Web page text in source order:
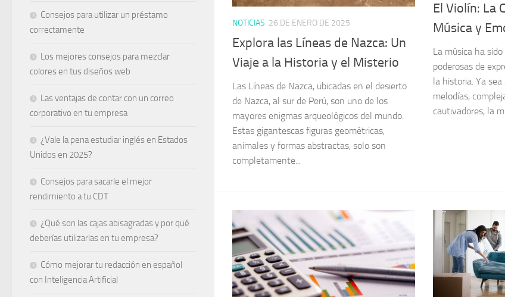
NOTICIAS 26 DE ENERO DE 2025
Explora las Líneas de Nazca: Un
Viaje a la Historia y el Misterio
Las Líneas de Nazca, ubicadas en el desierto
de Nazca, al sur de Perú, son uno de los
mayores enigmas arqueológicos del mundo.
Estas gigantescas figuras geométricas,
animales y formas abstractas, solo son
completamente...
El Violín: La
Música y
La música ha
poderosas de
la historia. Ya
melodías,
cautivadores, la
Consejos para utilizar un préstamo
correctamente
Los mejores consejos para mezclar
colores en tus diseños web
Las ventajas de contar con un correo
corporativo en tu empresa
¿Vale la pena estudiar inglés en Estados
Unidos en 2025?
Consejos para sacarle el mejor
rendimiento a tu CDT
¿Qué son las cajas abisagradas y por qué
deberías utilizarlas en tu empresa?
Cómo mejorar tu redacción en español
con Inteligencia Artificial